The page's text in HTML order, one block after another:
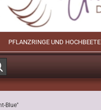
PFLANZRINGE UND HOCHBEETE
Blue"